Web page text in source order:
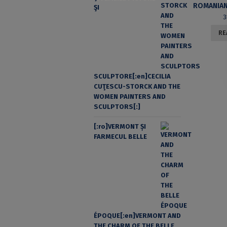
ŞI
SCULPTORE[:en]CECILIA
CUŢESCU-STORCK AND THE
WOMEN PAINTERS AND
SCULPTORS[:]
[:ro]VERMONT ȘI
FARMECUL BELLE
ÉPOQUE[:en]VERMONT AND